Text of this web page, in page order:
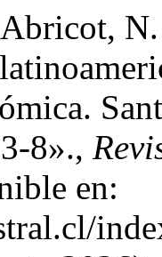
8».,
en: